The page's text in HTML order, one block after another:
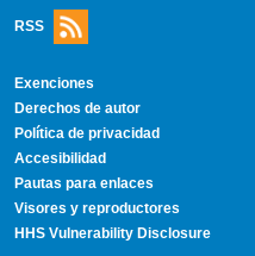
RSS
Exenciones
Derechos de autor
Política de privacidad
Accesibilidad
Pautas para enlaces
Visores y reproductores
HHS Vulnerability Disclosure